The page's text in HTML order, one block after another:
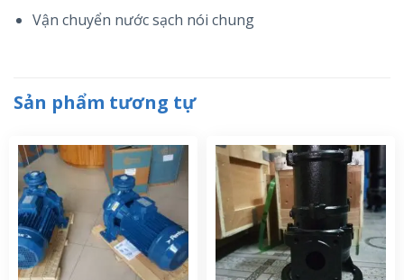
Vận chuyển nước sạch nói chung
Sản phẩm tương tự